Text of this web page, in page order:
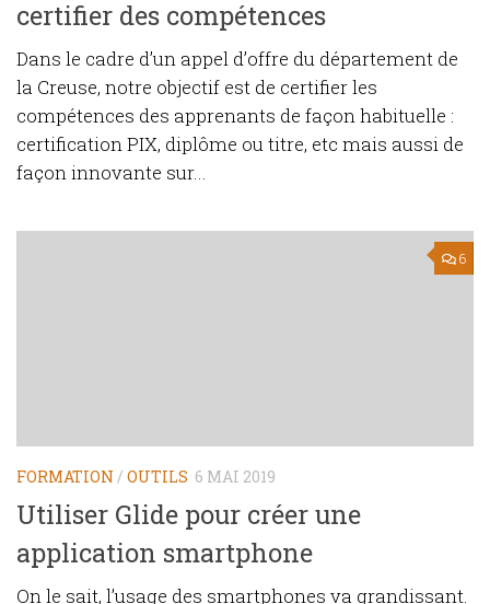
certifier des compétences
Dans le cadre d’un appel d’offre du département de
la Creuse, notre objectif est de certifier les
compétences des apprenants de façon habituelle :
certification PIX, diplôme ou titre, etc mais aussi de
façon innovante sur...
6
FORMATION / OUTILS 6 MAI 2019
Utiliser Glide pour créer une
application smartphone
On le sait, l’usage des smartphones va grandissant.